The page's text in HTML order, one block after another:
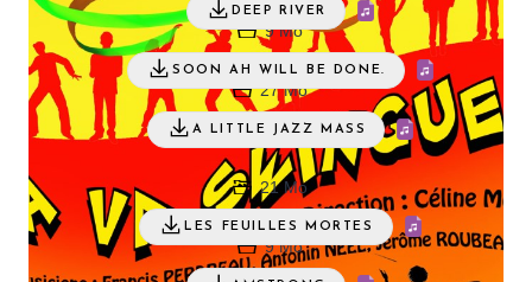
DEEP RIVER
SOON AH WILL BE DONE.
9 Mo
A LITTLE JAZZ MASS
27 Mo
LES FEUILLES MORTES
21 Mo
9 Mo